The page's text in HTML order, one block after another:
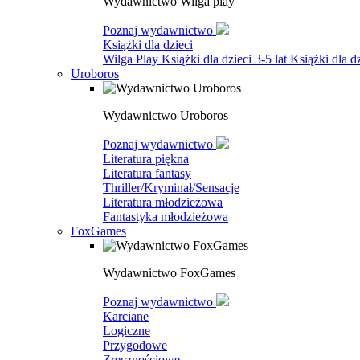
Poznaj wydawnictwo
Książki dla dzieci
Wilga Play Książki dla dzieci 3-5 lat Książki dla
Uroboros
Wydawnictwo Uroboros
Poznaj wydawnictwo
Literatura piękna
Literatura fantasy
Thriller/Kryminał/Sensacje
Literatura młodzieżowa
Fantastyka młodzieżowa
FoxGames
Wydawnictwo FoxGames
Poznaj wydawnictwo
Karciane
Logiczne
Przygodowe